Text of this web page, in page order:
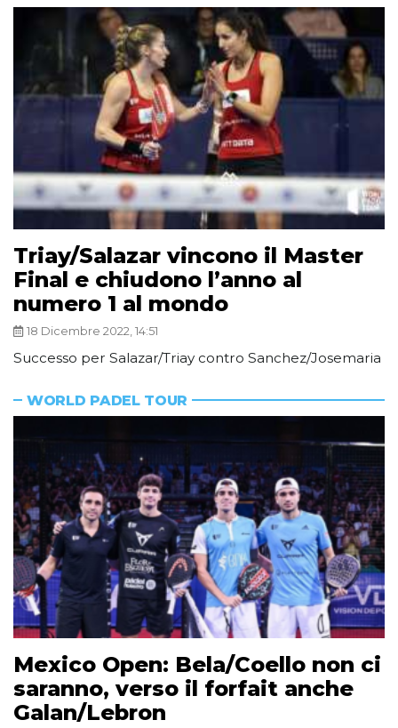
Triay/Salazar vincono il Master
Final e chiudono l’anno al
numero 1 al mondo
18 Dicembre 2022, 14:51
Successo per Salazar/Triay contro Sanchez/Josemaria
WORLD PADEL TOUR
Mexico Open: Bela/Coello non ci
saranno, verso il forfait anche
Galan/Lebron